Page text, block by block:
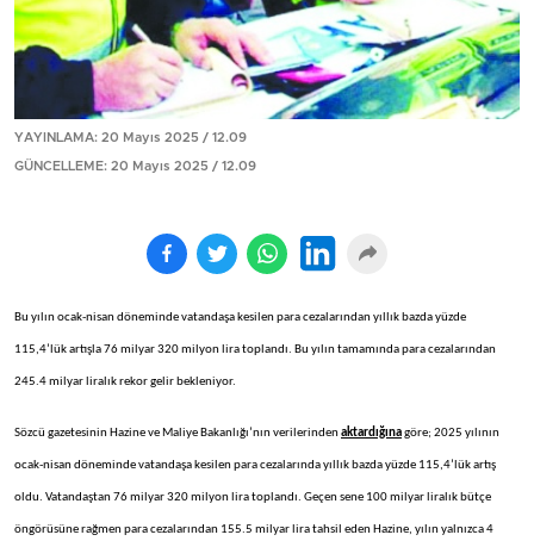
YAYINLAMA: 20 Mayıs 2025 / 12.09
GÜNCELLEME: 20 Mayıs 2025 / 12.09
Bu yılın ocak-nisan döneminde vatandaşa kesilen para cezalarından yıllık bazda yüzde
115,4’lük artışla 76 milyar 320 milyon lira toplandı. Bu yılın tamamında para cezalarından
245.4 milyar liralık rekor gelir bekleniyor.
Sözcü gazetesinin Hazine ve Maliye Bakanlığı’nın verilerindenaktardığınagöre; 2025 yılının
ocak-nisan döneminde vatandaşa kesilen para cezalarında yıllık bazda yüzde 115,4’lük artış
oldu. Vatandaştan 76 milyar 320 milyon lira toplandı. Geçen sene 100 milyar liralık bütçe
öngörüsüne rağmen para cezalarından 155.5 milyar lira tahsil eden Hazine, yılın yalnızca 4